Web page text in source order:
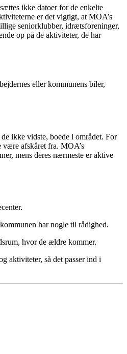
ikke datoer for de enkelte
er det vigtigt, at MOA’s
seniorklubber, idrætsforeninger,
op på de aktiviteter, de har
eller kommunens biler,
ikke vidste, boede i området. For
være afskåret fra. MOA’s
mens deres nærmeste er aktive
har nogle til rådighed.
hvor de ældre kommer.
aktiviteter, så det passer ind i